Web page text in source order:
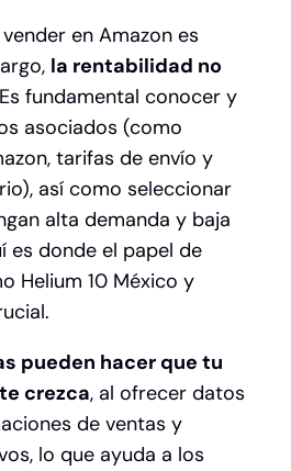
en Amazon es
la rentabilidad no
fundamental conocer y
asociados (como
tarifas de envío y
así como seleccionar
alta demanda y baja
es donde el papel de
Helium 10 México y
pueden hacer que tu
crezca, al ofrecer datos
de ventas y
lo que ayuda a los